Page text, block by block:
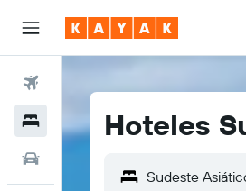
HotelesHoteles
Sudeste